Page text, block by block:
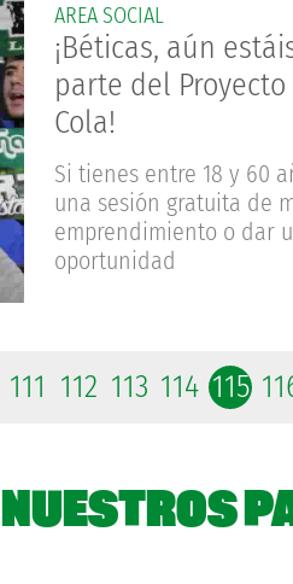
AREA SOCIAL
¡Béticas, aún
parte del Proyecto
Cola!
Si tienes entre 18 y 60
una sesión gratuita de
emprendimiento o dar
oportunidad
111 112 113 114 115
NUESTROS